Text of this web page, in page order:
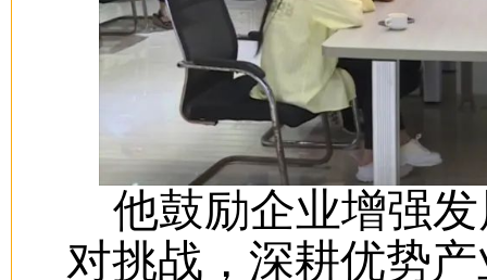
他鼓励企业增强
对挑战，深耕优势